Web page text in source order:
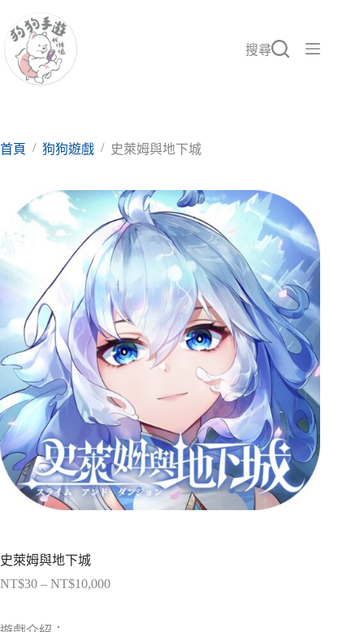
至
要
搜尋
首頁 / 狗狗遊戲 / 史萊姆與地下城
史萊姆與地下城
NT$30 – NT$10,000價